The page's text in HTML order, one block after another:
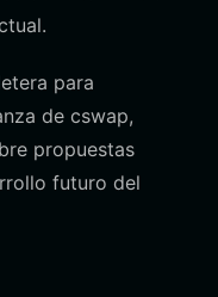
para
de cswap,
propuestas
futuro del